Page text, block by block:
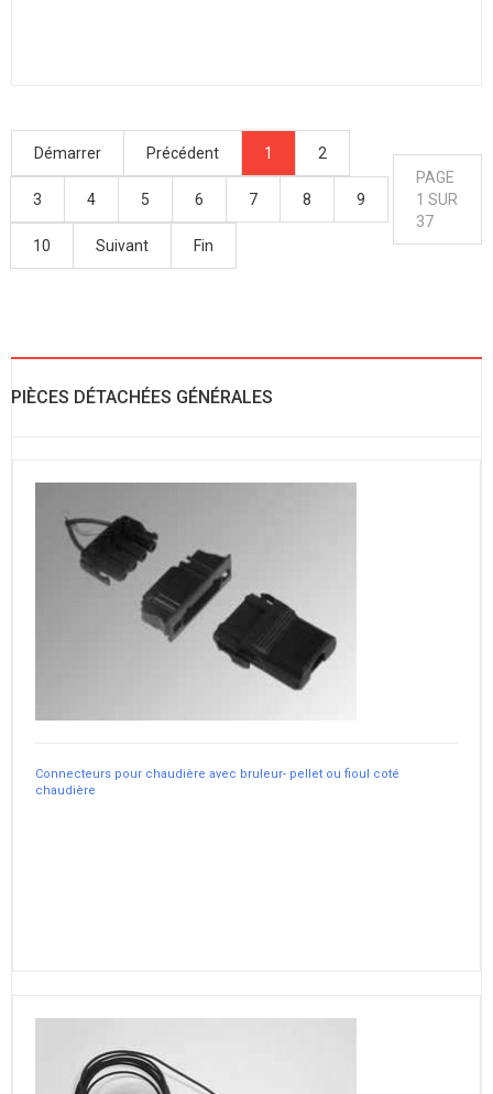
Démarrer Précédent 1 2
3 4 5 6 7 8 9
10 Suivant Fin
PAGE
1 SUR
37
PIÈCES DÉTACHÉES GÉNÉRALES
Connecteurs pour chaudière avec bruleur- pellet ou fioul coté
chaudière